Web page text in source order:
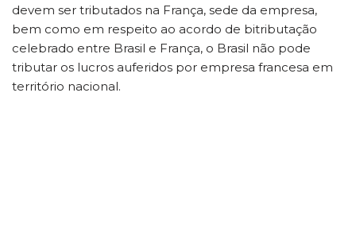
devem ser tributados na França, sede da empresa,
bem como em respeito ao acordo de bitributação
celebrado entre Brasil e França, o Brasil não pode
tributar os lucros auferidos por empresa francesa em
território nacional.